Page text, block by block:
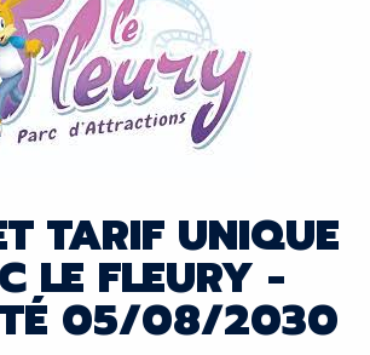
TARIF UNIQUE
LE FLEURY -
05/08/2030